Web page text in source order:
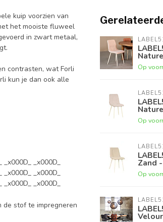
kuip voorzien van
het mooiste fluweel
in zwart metaal,
contrasten, wat Forli
kun je dan ook alle
_x000D_
_x000D_
_x000D_
de stof te impregneren
Op
Op
Zand
Op